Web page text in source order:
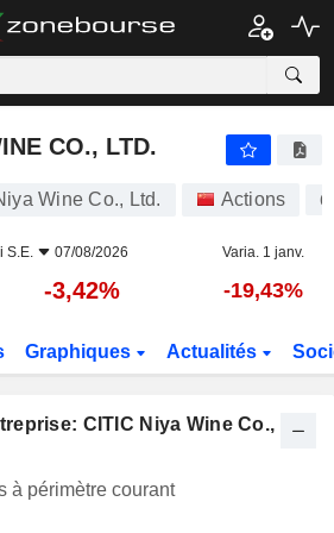
LTD.
CO., LTD.
Wine Co., Ltd. Actions
S.E. 07/08/2026 Varia. 1 janv.
-3,42% -19,43%
Graphiques Actualités
CITIC Niya Wine Co.,
à périmètre courant